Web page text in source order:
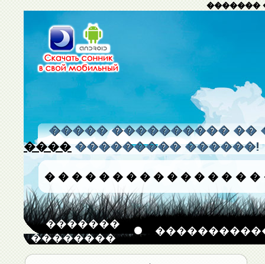
�������
����� ���������� ��
���� ��������� ������!
� � � � � � � � � � � � � � � �
�������
��������